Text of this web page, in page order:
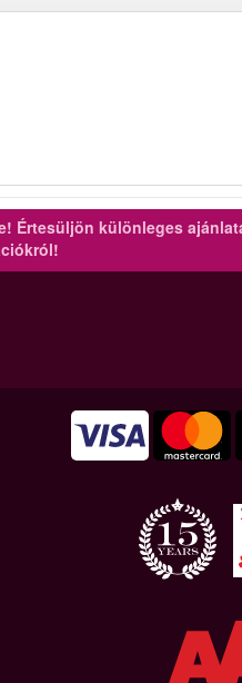
Értesüljön különleges